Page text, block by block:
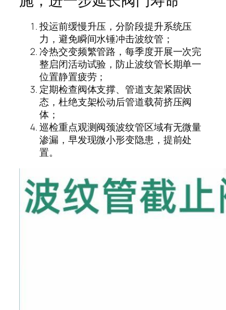
投运前缓慢升压，分阶段提升系统压
力，避免瞬间水锤冲击波纹管；
冷热交变频繁管路，每季度开展一次完
整启闭活动试验，防止波纹管长期单一
位置静置疲劳；
定期检查阀体支撑、管道支架紧固状
态，杜绝支架松动后管道载荷挤压阀
体；
巡检重点观测阀颈波纹管区域有无微量
渗漏，早发现微小形变隐患，提前处
置。